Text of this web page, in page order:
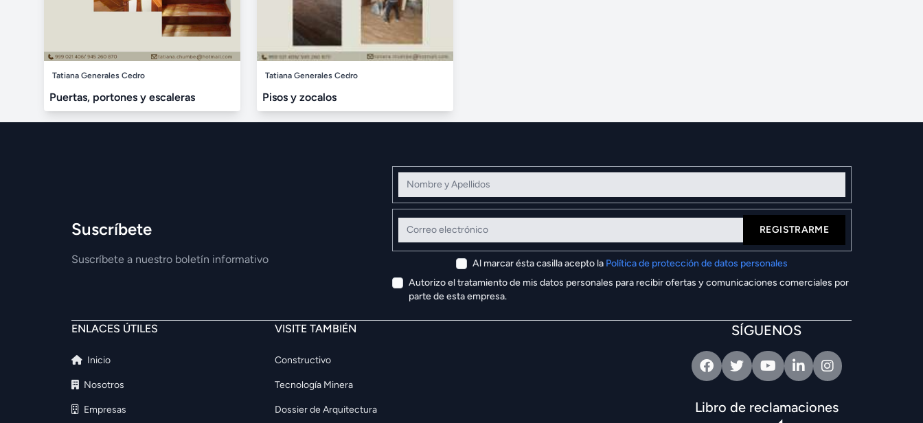
Tatiana Generales Cedro
Puertas, portones y escaleras
Tatiana Generales Cedro
Pisos y zocalos
Suscríbete
Suscríbete a nuestro boletín informativo
Nombre y Apellidos
Correo electrónico
REGISTRARME
Al marcar ésta casilla acepto la Política de protección de datos personales
Autorizo el tratamiento de mis datos personales para recibir ofertas y comunicaciones comerciales por
parte de esta empresa.
ENLACES ÚTILES
Inicio
Nosotros
Empresas
VISITE TAMBIÉN
Constructivo
Tecnología Minera
Dossier de Arquitectura
SÍGUENOS
FacebookTwitterYoutubeLinkedinIntagram
Libro de reclamaciones